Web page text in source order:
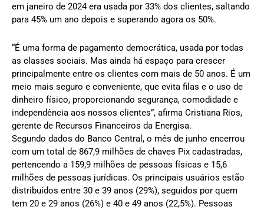
em janeiro de 2024 era usada por 33% dos clientes, saltando
para 45% um ano depois e superando agora os 50%.
“É uma forma de pagamento democrática, usada por todas
as classes sociais. Mas ainda há espaço para crescer
principalmente entre os clientes com mais de 50 anos. É um
meio mais seguro e conveniente, que evita filas e o uso de
dinheiro físico, proporcionando segurança, comodidade e
independência aos nossos clientes”, afirma Cristiana Rios,
gerente de Recursos Financeiros da Energisa.
Segundo dados do Banco Central, o mês de junho encerrou
com um total de 867,9 milhões de chaves Pix cadastradas,
pertencendo a 159,9 milhões de pessoas físicas e 15,6
milhões de pessoas jurídicas. Os principais usuários estão
distribuídos entre 30 e 39 anos (29%), seguidos por quem
tem 20 e 29 anos (26%) e 40 e 49 anos (22,5%). Pessoas